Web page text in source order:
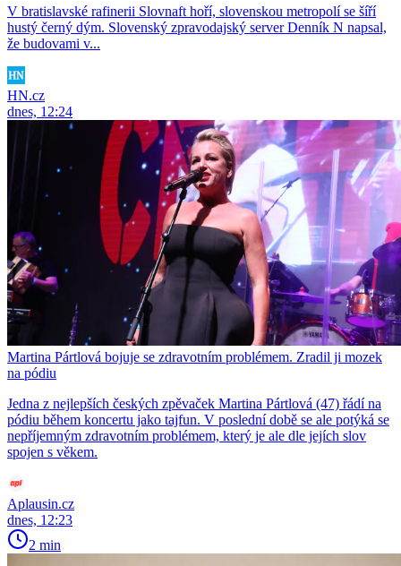
V bratislavské rafinerii Slovnaft hoří, slovenskou metropolí se šíří
hustý černý dým. Slovenský zpravodajský server Denník N napsal,
že budovami v...
HN.cz
dnes, 12:24
Martina Pártlová bojuje se zdravotním problémem. Zradil ji mozek
na pódiu
Jedna z nejlepších českých zpěvaček Martina Pártlová (47) řádí na
pódiu během koncertu jako tajfun. V poslední době se ale potýká se
nepříjemným zdravotním problémem, který je ale dle jejích slov
spojen s věkem.
Aplausin.cz
dnes, 12:23
2 min